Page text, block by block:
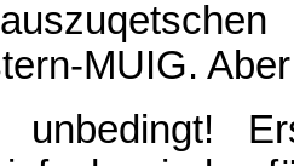
MUIG.
unbedingt!